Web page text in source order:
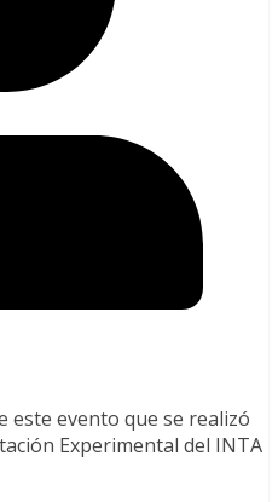
este evento que se realizó
Experimental del INTA